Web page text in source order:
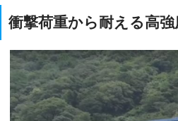
衝撃荷重から耐える高強